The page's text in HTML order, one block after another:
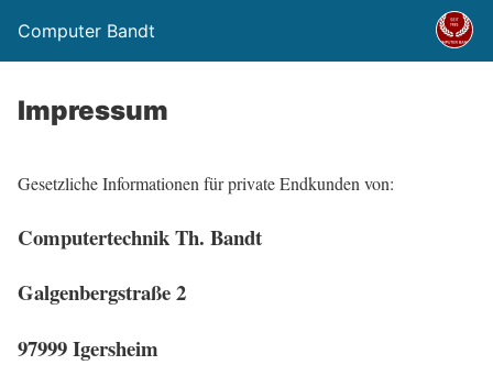
Computer Bandt
Impressum
Gesetzliche Informationen für private Endkunden von:
Computertechnik Th. Bandt
Galgenbergstraße 2
97999 Igersheim